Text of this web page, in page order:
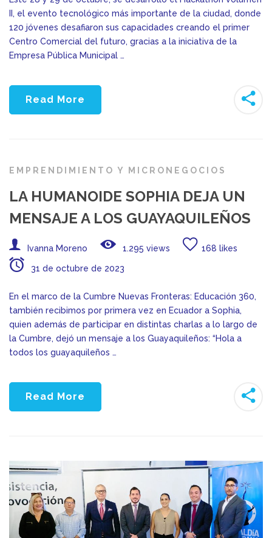
II, el evento tecnológico más importante de la ciudad, donde
120 jóvenes desafiaron sus capacidades creando el primer
Centro Comercial del futuro, gracias a la iniciativa de la
Empresa Pública Municipal …
Read More
EMPRENDIMIENTO Y MICRONEGOCIOS
LA HUMANOIDE SOPHIA DEJA UN
MENSAJE A LOS GUAYAQUILEÑOS
Ivanna Moreno 1.295 views 168 likes
31 de octubre de 2023
En el marco de la Cumbre Nuevas Fronteras: Educación 360,
también recibimos por primera vez en Ecuador a Sophia,
quien además de participar en distintas charlas a lo largo de
la Cumbre, dejó un mensaje a los Guayaquileños: “Hola a
todos los guayaquileños …
Read More